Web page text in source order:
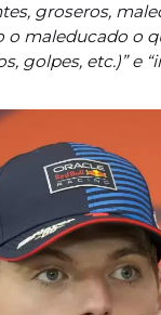
groseros,
maleducado o
golpes, etc.)” e